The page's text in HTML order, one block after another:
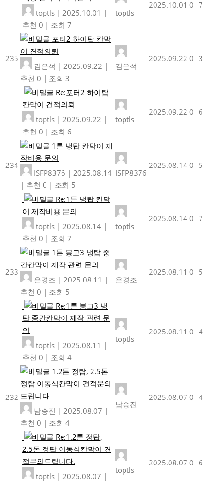
toptls | 2025.10.01 |
추천 0 | 조회 7
toptls
2025.10.01 0 7
235
포터2 하이탑 칸막
이 견적의뢰
김은석 | 2025.09.22 |
추천 0 | 조회 3
김은석
2025.09.22 0 3
Re:포터2 하이탑
칸막이 견적의뢰
toptls | 2025.09.22 |
추천 0 | 조회 6
toptls
2025.09.22 0 6
234
1톤 냉탑 칸막이 제
작비용 문의
ISFP8376 | 2025.08.14
| 추천 0 | 조회 5
ISFP8376
2025.08.14 0 5
Re:1톤 냉탑 칸막
이 제작비용 문의
toptls | 2025.08.14 |
추천 0 | 조회 7
toptls
2025.08.14 0 7
233
1톤 봉고3 냉탑 중
간칸막이 제작 관련 문의
은경조 | 2025.08.11 |
추천 0 | 조회 5
은경조
2025.08.11 0 5
Re:1톤 봉고3 냉
탑 중간칸막이 제작 관련 문
의
toptls | 2025.08.11 |
추천 0 | 조회 4
toptls
2025.08.11 0 4
232
1.2톤 정탑, 2.5톤
정탑 이동식칸막이 견적문의
드립니다.
남승진 | 2025.08.07 |
추천 0 | 조회 4
남승진
2025.08.07 0 4
Re:1.2톤 정탑,
2.5톤 정탑 이동식칸막이 견
적문의드립니다.
toptls | 2025.08.07 |
toptls
2025.08.07 0 6